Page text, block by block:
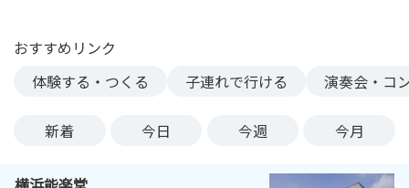
おすすめリンク
体験する・つくる
子連れで行ける 演奏会・コ
新着 今日 今週 今月